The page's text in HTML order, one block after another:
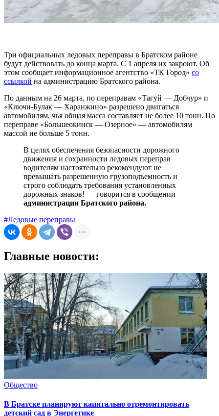
Три официальных ледовых переправы в Братском районе
будут действовать до конца марта. С 1 апреля их закроют. Об
этом сообщает информационное агентство «ТК Город» со
ссылкой на администрацию Братского района.
По данным на 26 марта, по переправам «Тагуй — Добчур» и
«Ключи-Булак — Харанжино» разрешено двигаться
автомобилям, чья общая масса составляет не более 10 тонн. По
переправе «Большеокинск — Озерное» — автомобилям
массой не больше 5 тонн.
В целях обеспечения безопасности дорожного
движения и сохранности ледовых переправ
водителям настоятельно рекомендуют не
превышать разрешенную грузоподъемность и
строго соблюдать требования установленных
дорожных знаков! — говорится в сообщении
администрации Братского района.
#Ледовые переправы
Главные новости:
Общество
В Братске планируют капитально отремонтировать
детский сад в Энергетике